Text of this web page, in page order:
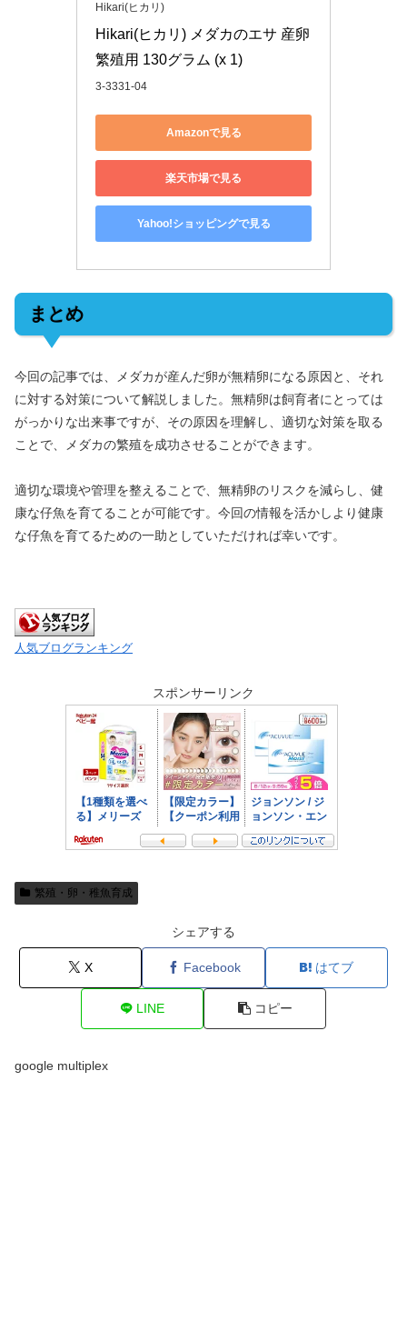
Hikari(ヒカリ)
Hikari(ヒカリ) メダカのエサ 産卵
繁殖用 130グラム (x 1)
3-3331-04
Amazonで見る
楽天市場で見る
Yahoo!ショッピングで見る
まとめ
今回の記事では、メダカが産んだ卵が無精卵になる原因と、それ
に対する対策について解説しました。無精卵は飼育者にとっては
がっかりな出来事ですが、その原因を理解し、適切な対策を取る
ことで、メダカの繁殖を成功させることができます。
適切な環境や管理を整えることで、無精卵のリスクを減らし、健
康な仔魚を育てることが可能です。今回の情報を活かしより健康
な仔魚を育てるための一助としていただければ幸いです。
人気ブログランキング
スポンサーリンク
繁殖・卵・稚魚育成
シェアする
X Facebook はてブ
LINE コピー
google multiplex